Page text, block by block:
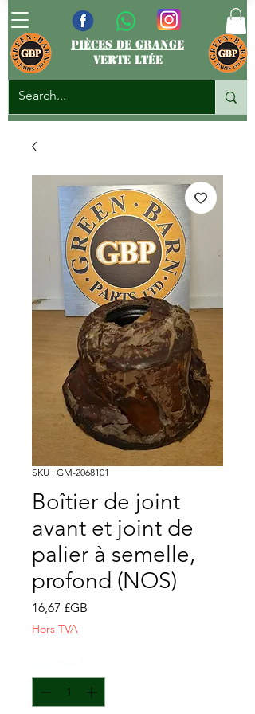
pièces de grange
verte ltée
SKU : GM-2068101
Boîtier de joint
avant et joint de
palier à semelle,
profond (NOS)
16,67 £GB
Hors TVA